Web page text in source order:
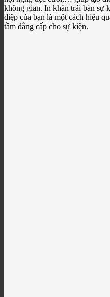
không gian. In khăn trải bàn sự
điệp của bạn là một cách hiệu
tầm đẳng cấp cho sự kiện.